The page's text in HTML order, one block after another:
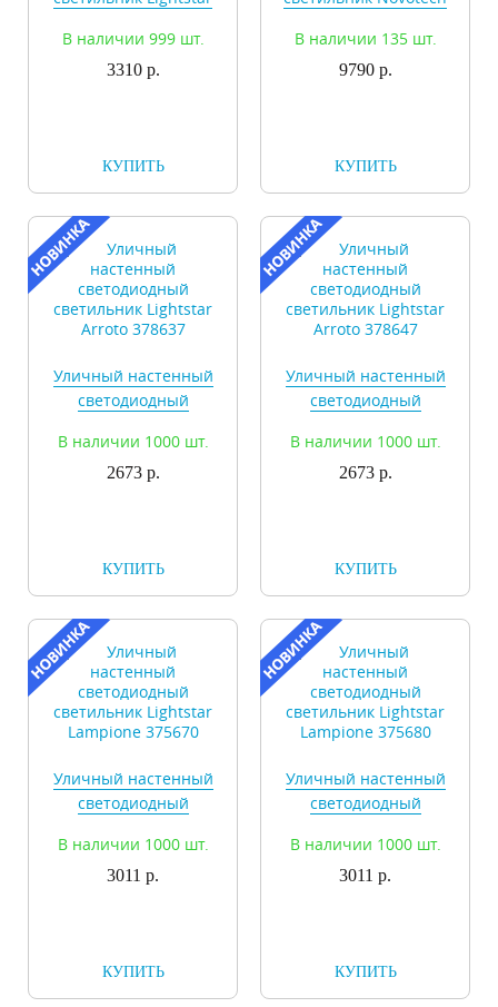
В наличии 999 шт.
3310 р.
КУПИТЬ
В наличии 135 шт.
9790 р.
КУПИТЬ
Уличный настенный
светодиодный
Arroto 378637
В наличии 1000 шт.
2673 р.
КУПИТЬ
Уличный настенный
светодиодный
Arroto 378647
В наличии 1000 шт.
2673 р.
КУПИТЬ
Уличный настенный
светодиодный
Lampione 375670
В наличии 1000 шт.
3011 р.
КУПИТЬ
Уличный настенный
светодиодный
Lampione 375680
В наличии 1000 шт.
3011 р.
КУПИТЬ